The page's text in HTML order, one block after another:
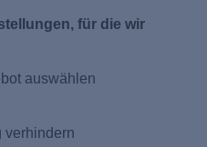
für die wir
auswählen
verhindern